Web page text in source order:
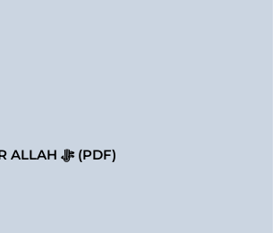
APPRÉHENDER ALLAH ﷻ (PDF)